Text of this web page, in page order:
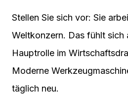
Stellen Sie sich vor: Sie
Weltkonzern. Das fühlt sich
Hauptrolle im
Moderne
täglich neu.